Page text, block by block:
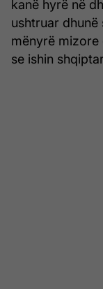
kanë hyrë në
ushtruar
mënyrë
se ishin